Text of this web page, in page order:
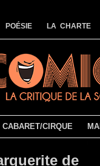
POÉSIE LA CHARTE
CABARET/CIRQUE
de